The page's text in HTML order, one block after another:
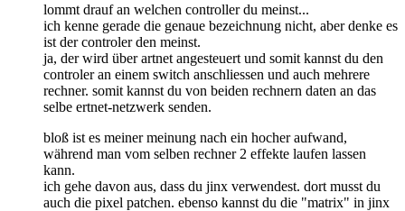
lommt drauf an welchen controller du meinst...
ich kenne gerade die genaue bezeichnung nicht, aber denke es
ist der controler den meinst.
ja, der wird über artnet angesteuert und somit kannst du den
controler an einem switch anschliessen und auch mehrere
rechner. somit kannst du von beiden rechnern daten an das
selbe ertnet-netzwerk senden.
bloß ist es meiner meinung nach ein hocher aufwand,
während man vom selben rechner 2 effekte laufen lassen
kann.
ich gehe davon aus, dass du jinx verwendest. dort musst du
auch die pixel patchen. ebenso kannst du die "matrix" in jinx